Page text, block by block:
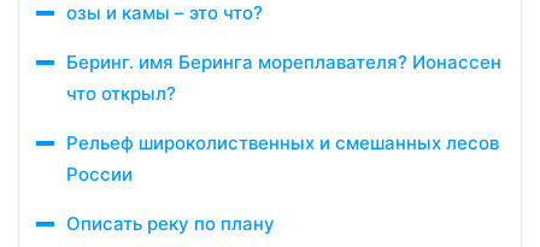
озы и камы – это что?
Беринг. имя Беринга мореплавателя? Ионассен
что открыл?
Рельеф широколиственных и смешанных лесов
России
Описать реку по плану